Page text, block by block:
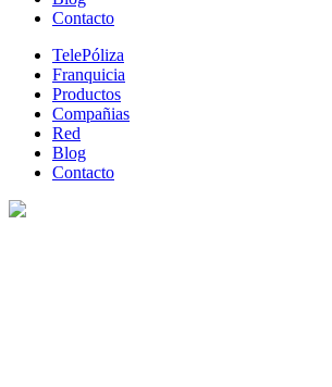
Contacto
TelePóliza
Franquicia
Productos
Compañias
Red
Blog
Contacto